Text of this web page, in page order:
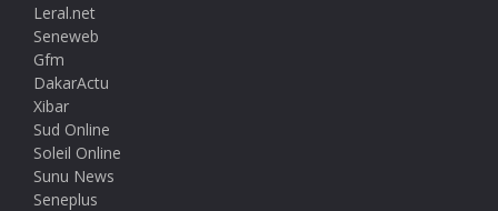
Leral.net
Seneweb
Gfm
DakarActu
Xibar
Sud Online
Soleil Online
Sunu News
Seneplus